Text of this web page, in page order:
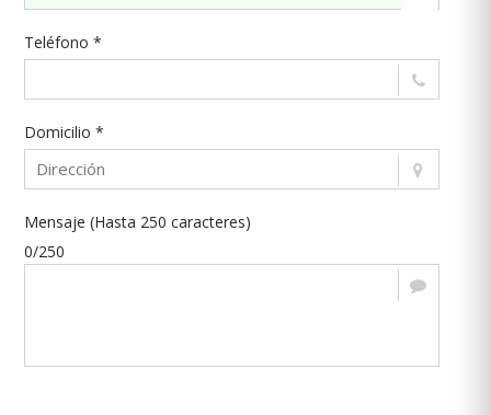
Teléfono *
Domicilio *
Mensaje (Hasta 250 caracteres)
0/250